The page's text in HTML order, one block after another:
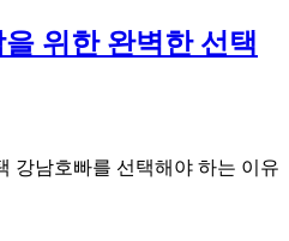
위한 완벽한 선택
강남호빠를 선택해야 하는 이유